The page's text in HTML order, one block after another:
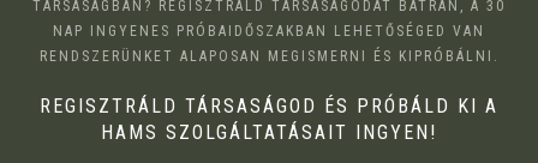
TÁRSASÁGBAN? REGISZTRÁLD TÁRSASÁGODAT BÁTRAN, A 30
NAP INGYENES PRÓBAIDŐSZAKBAN LEHETŐSÉGED VAN
RENDSZERÜNKET ALAPOSAN MEGISMERNI ÉS KIPRÓBÁLNI.
REGISZTRÁLD TÁRSASÁGOD ÉS PRÓBÁLD KI A
HAMS SZOLGÁLTATÁSAIT INGYEN!